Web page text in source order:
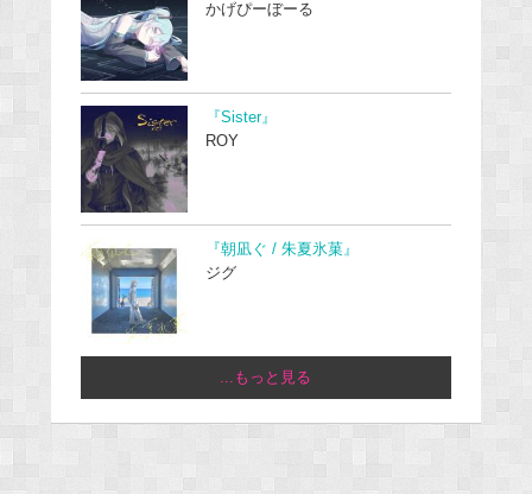
かげぴーぼーる
『Sister』
ROY
『朝凪ぐ / 朱夏氷菓』
ジグ
...もっと見る